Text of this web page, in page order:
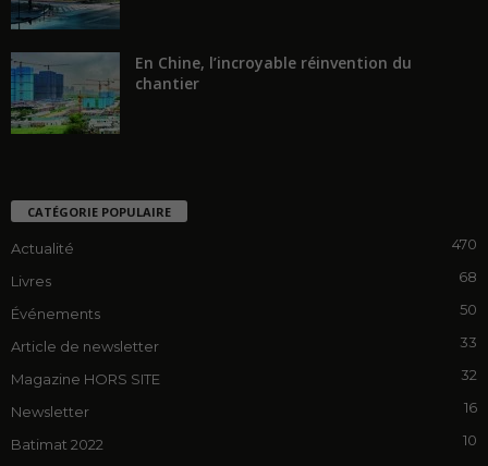
En Chine, l’incroyable réinvention du
chantier
CATÉGORIE POPULAIRE
Actualité 470
Livres 68
Événements 50
Article de newsletter 33
Magazine HORS SITE 32
Newsletter 16
Batimat 2022 10